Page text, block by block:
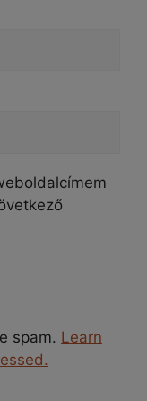
spam. Learn